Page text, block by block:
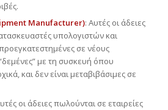
Manufacturer): Αυτές οι άδειες
υπολογιστών και
σε νέους
με τη συσκευή όπου
και δεν είναι μεταβιβάσιμες σε
οι άδειες πωλούνται σε εταιρείες